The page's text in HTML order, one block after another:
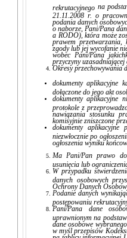
rekrutacyjnego na
21.11.2008 r. o
podania danych
o naborze, Pani/Pana
a RODO), która może
prawem przetwarzania,
zgody lub jej wycofanie
wobec Pani/Pana
przyczyny uzasadniającej
Okresy przechowywania
dokumenty aplikacyjne
dołączone do jego akt
dokumenty
protokole z
nawiązania stosunku
komisyjnie zniszczone
dokumenty aplikacyjne
niezwłocznie po
ogłoszenia wyniku
Ma Pani/Pan prawo
usunięcia lub
W przypadku
danych osobowych
Ochrony Danych
Podanie danych
postępowaniu
Pani/Pana dane
uprawnionym na
dane osobowe
w myśl przepisów
na tablicy informacyjnej